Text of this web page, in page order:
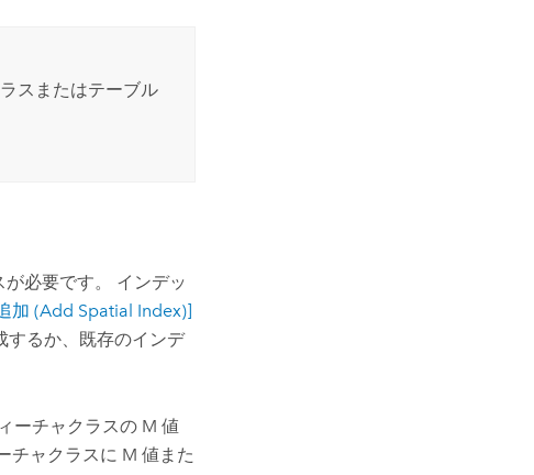
スまたはテーブル
必要です。 インデッ
加 (Add Spatial Index)]
するか、既存のインデ
ーチャクラスの M 値
チャクラスに M 値また